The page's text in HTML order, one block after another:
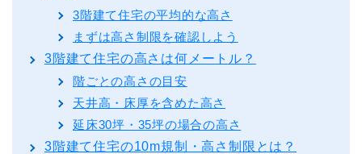
3階建て住宅の平均的な高さ
まずは高さ制限を確認しよう
3階建て住宅の高さは何メートル？
階ごとの高さの目安
天井高・床厚を含めた高さ
延床30坪・35坪の場合の高さ
3階建て住宅の10m規制・高さ制限とは？